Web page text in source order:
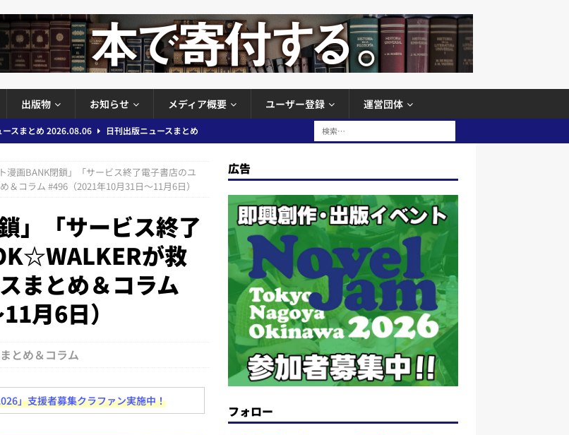
出版物 お知らせ メディア概要 ユーザー登録 運営団体
ースまとめ 2026.08.06
日刊出版ニュースまとめ
ト提供開始」「EUが生成AIコンテンツの識別表示を義
（2026年7月26日～8月1日）
週刊出版ニュースま
を義務化など 日刊出版ニュースまとめ 2026.08.02
漫画BANK閉鎖」「サービス終了電子書店のユ
コラム #496（2021年10月31日～11月6日）
」「サービス終了
が救
まとめ＆コラム
月6日）
とめ＆コラム
」支援者募集クラファン実施中！
広告
フォロー